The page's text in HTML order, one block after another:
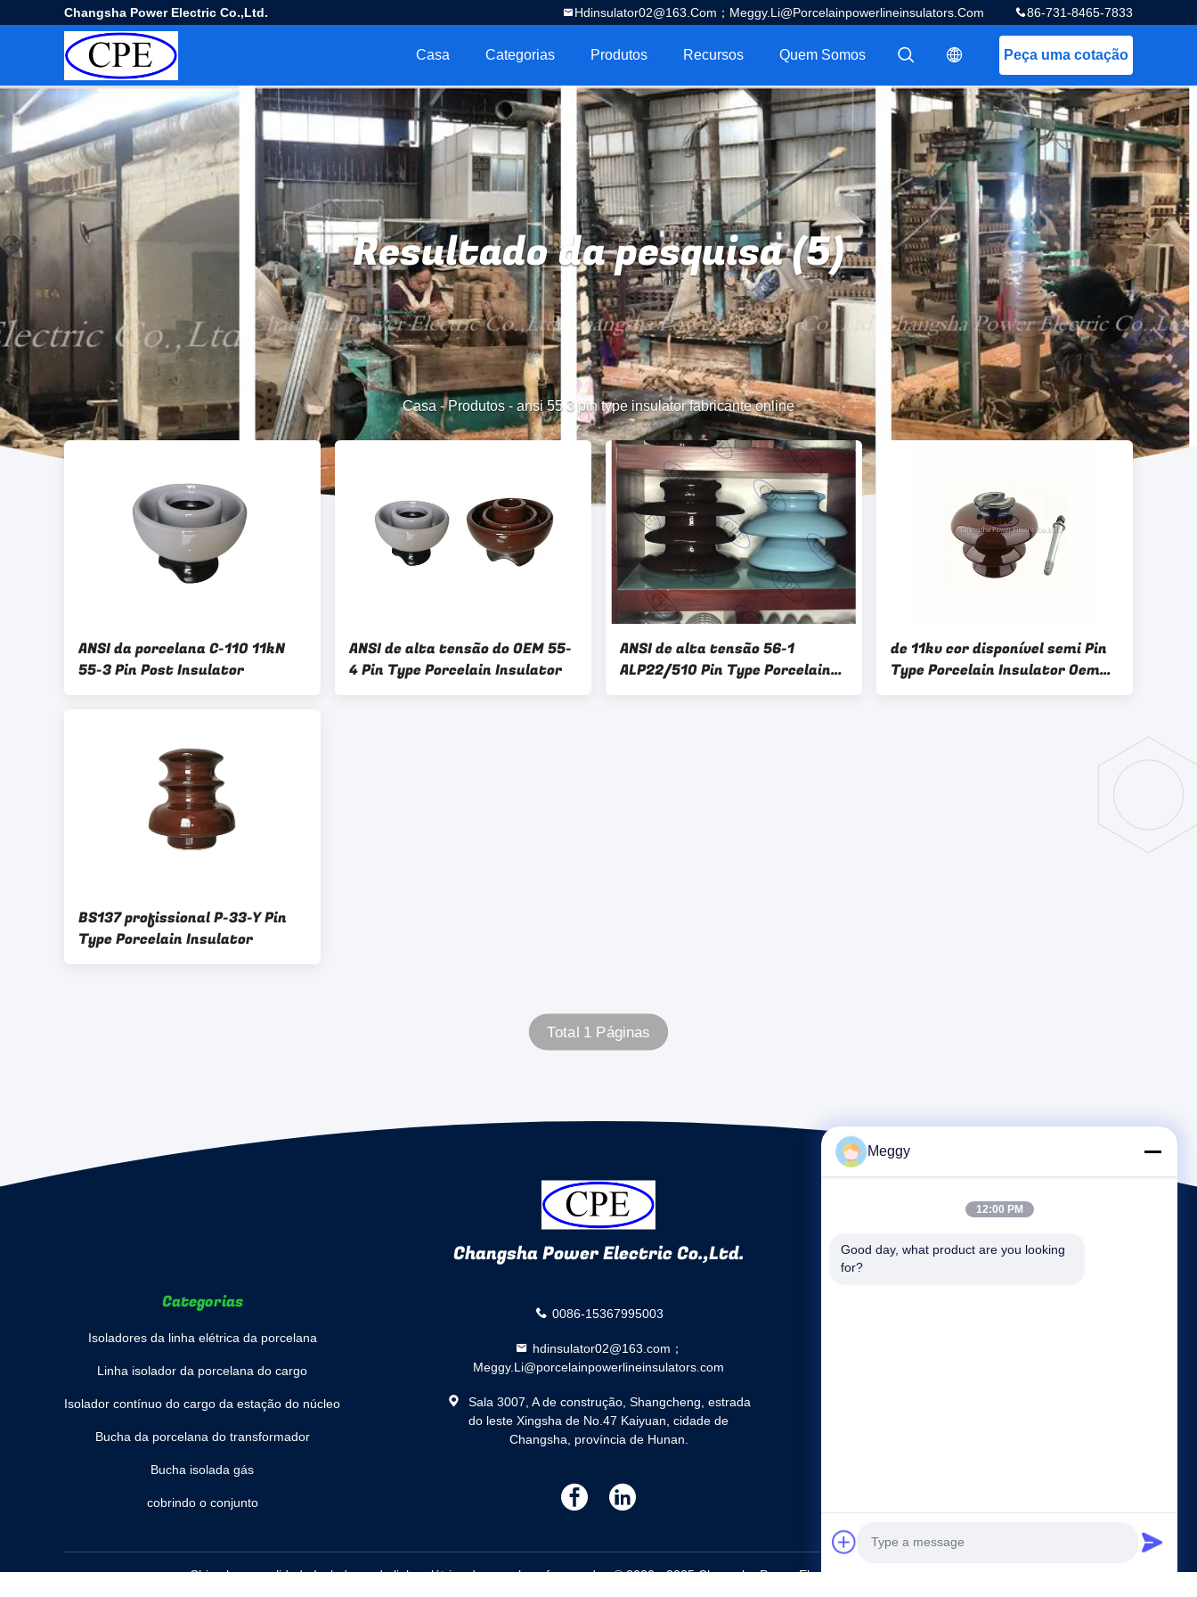
Changsha Power Electric Co.,Ltd. 86-731-8465-7833
Hdinsulator02@163.com；Meggy.Li@porcelainpowerlineinsulators.com
Peça uma cotação
描述
描述
Casa Categorias Produtos Recursos Quem Somos
Resultado da pesquisa (5)
Casa -Produtos - ansi 55 3 pin type insulator fabricante online
ANSI da porcelana C-110 11kN
55-3 Pin Post Insulator
ANSI de alta tensão do OEM 55-
4 Pin Type Porcelain Insulator
ANSI de alta tensão 56-1
ALP22/510 Pin Type Porcelain
Insulator
de 11kv cor disponível semi Pin
Type Porcelain Insulator Oem
Brown
BS137 profissional P-33-Y Pin
Type Porcelain Insulator
Total 1 Páginas
Changsha Power Electric Co.,Ltd.
Categorias
Isoladores da linha elétrica da porcelana
Linha isolador da porcelana do cargo
Isolador contínuo do cargo da estação do núcleo
Bucha da porcelana do transformador
Bucha isolada gás
cobrindo o conjunto
0086-15367995003
hdinsulator02@163.com；
Meggy.Li@porcelainpowerlineinsulators.com
Sala 3007, A de construção, Shangcheng, estrada
do leste Xingsha de No.47 Kaiyuan, cidade de
Changsha, província de Hunan.
述
述
China bom qualidade Isoladores da linha elétrica da porcelana fornecedor. © 2020 - 2025 Changsha Power Electric Co.,Ltd.. All Rights Reserved.
Meggy
12:00 PM
Good day, what product are you looking
for?